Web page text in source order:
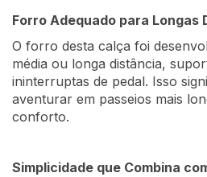
Forro Adequado para Longas
O forro desta calça foi
média ou longa distância,
ininterruptas de pedal. Isso
aventurar em passeios mais
conforto.
Simplicidade que Combina